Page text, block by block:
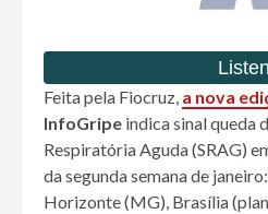
Feita pela Fiocruz, a nova
InfoGripe indica sinal queda
Respiratória Aguda (SRAG)
da segunda semana de
Horizonte (MG), Brasília